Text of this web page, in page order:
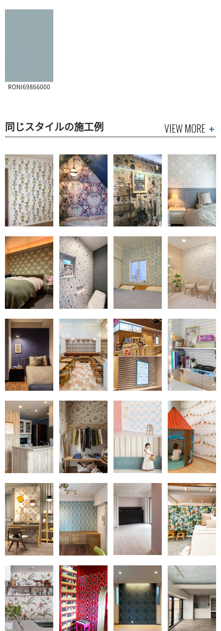
RONI69866000
同じスタイルの施工例 VIEW MORE